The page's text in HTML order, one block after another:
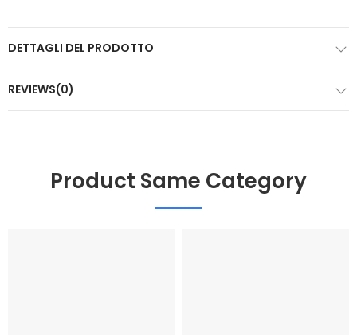
DETTAGLI DEL PRODOTTO
REVIEWS(0)
Product Same Category